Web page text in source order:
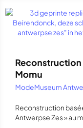
Reconstruction
Momu
ModeMuseum
Reconstruction
Antwerpse Zes » au